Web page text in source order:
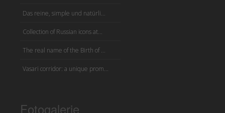
Das reine, simple und natürli...
Collection of Russian icons at...
The real name of the Birth of ...
Vasari corridor: a unique prom...
Fotogalerie